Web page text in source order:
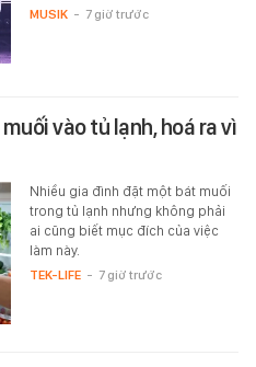
MUSIK - 7 giờ trước
vào tủ lạnh, hoá ra vì
Nhiều gia đình đặt một bát muối
trong tủ lạnh nhưng không phải
ai cũng biết mục đích của việc
làm này.
TEK-LIFE - 7 giờ trước